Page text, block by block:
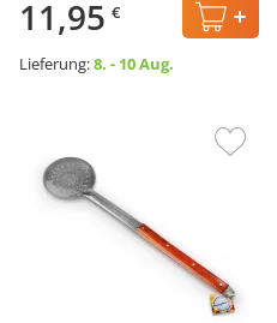
11,95 €
Lieferung:8. - 10 Aug.